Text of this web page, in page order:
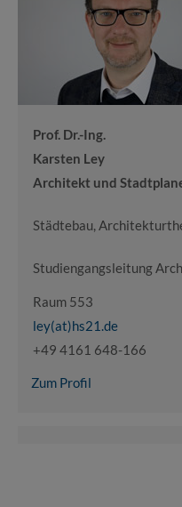
Prof. Dr.-Ing.
Karsten Ley
Architekt und
Städtebau,
Studiengangsleitung
Raum 553
ley(at)hs21.de
+49 4161 648-166
Zum Profil